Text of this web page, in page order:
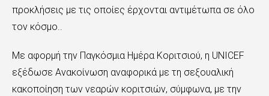
προκλήσεις με τις οποίες έρχονται αντιμέτωπα σε όλο
τον κόσμο..
Με αφορμή την Παγκόσμια Ημέρα Κοριτσιού, η UNICEF
εξέδωσε Ανακοίνωση αναφορικά με τη σεξουαλική
κακοποίηση των νεαρών κοριτσιών, σύμφωνα, με την